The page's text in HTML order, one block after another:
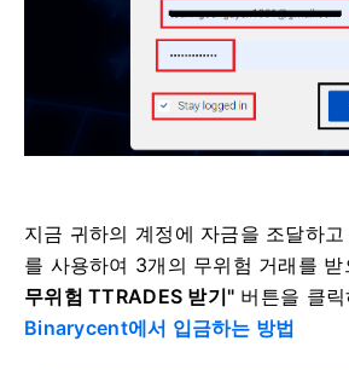
지금 귀하의 계정에 자금을 조달하
를 사용하여 3개의 무위험 거래를 받
무위험 TTRADES 받기" 버튼을 클
Binarycent에서 입금하는 방법